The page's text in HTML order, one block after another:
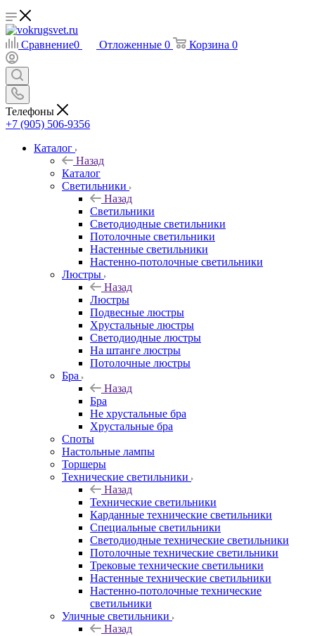
Сравнение0 Отложенные 0 Корзина 0
Телефоны
+7 (905) 506-9356
Каталог
Назад
Каталог
Светильники
Назад
Светильники
Светодиодные светильники
Потолочные светильники
Настенные светильники
Настенно-потолочные светильники
Люстры
Назад
Люстры
Подвесные люстры
Хрустальные люстры
Светодиодные люстры
На штанге люстры
Потолочные люстры
Бра
Назад
Бра
Не хрустальные бра
Хрустальные бра
Споты
Настольные лампы
Торшеры
Технические светильники
Назад
Технические светильники
Карданные технические светильники
Специальные светильники
Светодиодные технические светильники
Потолочные технические светильники
Трековые технические светильники
Настенные технические светильники
Настенно-потолочные технические
светильники
Уличные светильники
Назад